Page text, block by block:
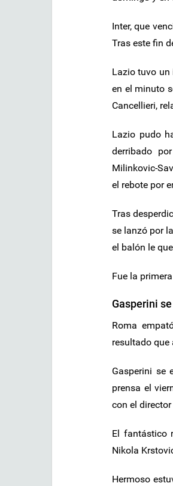
Inter, que
Tras este fin
Lazio tuvo un
en el minuto
Cancellieri,
Lazio pudo
derribado
Milinkovic-
el rebote por
Tras
se lanzó por
el balón le
Fue la
Gasperini
Roma
resultado que
Gasperini se
prensa el
con el
El fantástico
Nikola
Hermoso